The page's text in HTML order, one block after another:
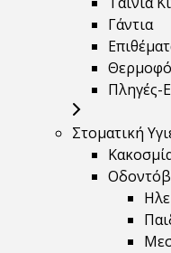
Γάντια
Πληγές-
Στοματική